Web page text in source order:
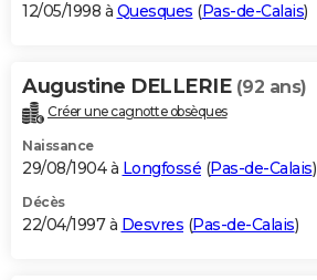
12/05/1998 à Quesques (Pas-de-Calais)
Augustine DELLERIE (92 ans)
Créer une cagnotte obsèques
Naissance
29/08/1904 à Longfossé (Pas-de-Calais)
Décès
22/04/1997 à Desvres (Pas-de-Calais)